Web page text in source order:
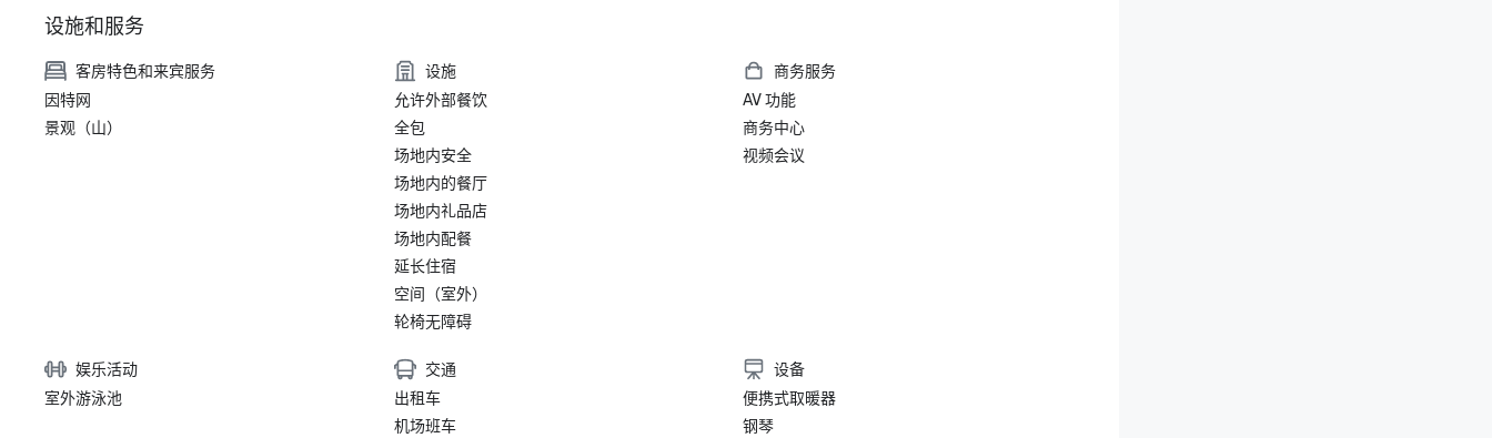
设施和服务
客房特色和来宾服务
因特网
景观（山）
设施
允许外部餐饮
全包
场地内安全
场地内的餐厅
场地内礼品店
场地内配餐
延长住宿
空间（室外）
轮椅无障碍
商务服务
AV 功能
商务中心
视频会议
娱乐活动
室外游泳池
交通
出租车
机场班车
设备
便携式取暖器
钢琴